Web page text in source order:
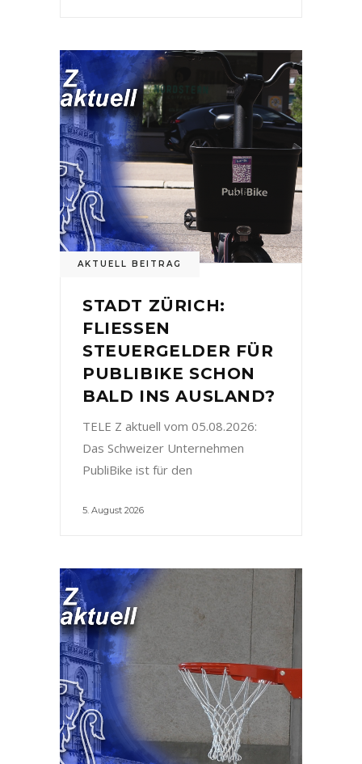
AKTUELL BEITRAG
STADT ZÜRICH:
FLIESSEN
STEUERGELDER FÜR
PUBLIBIKE SCHON
BALD INS AUSLAND?
TELE Z aktuell vom 05.08.2026:
Das Schweizer Unternehmen
PubliBike ist für den
5. August 2026